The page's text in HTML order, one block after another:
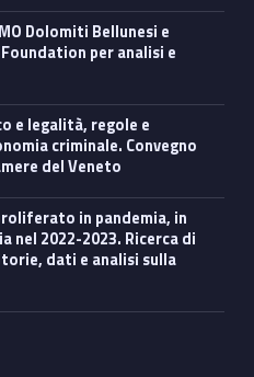
per analisi e
criminale. Convegno
del Veneto
nel 2022-2023. Ricerca di
dati e analisi sulla